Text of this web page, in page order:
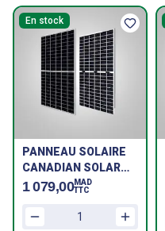
En stock
PANNEAU SOLAIRE
CANADIAN SOLAR
705W CS7N-TOP-I4-
BIFACIAL-SF
1 079,00MAD
TTC